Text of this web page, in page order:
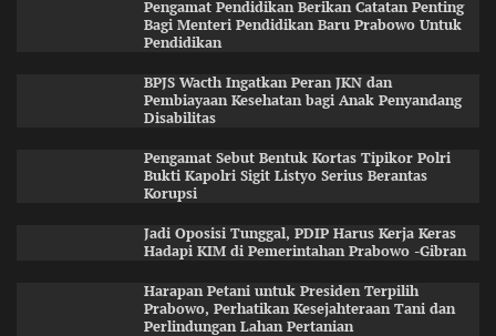
Pengamat Pendidikan Berikan Catatan Penting
Bagi Menteri Pendidikan Baru Prabowo Untuk
Pendidikan
BPJS Wacth Ingatkan Peran JKN dan
Pembiayaan Kesehatan bagi Anak Penyandang
Disabilitas
Pengamat Sebut Bentuk Kortas Tipikor Polri
Bukti Kapolri Sigit Listyo Serius Berantas
Korupsi
Jadi Oposisi Tunggal, PDIP Harus Kerja Keras
Hadapi KIM di Pemerintahan Prabowo -Gibran
Harapan Petani untuk Presiden Terpilih
Prabowo, Perhatikan Kesejahteraan Tani dan
Perlindungan Lahan Pertanian